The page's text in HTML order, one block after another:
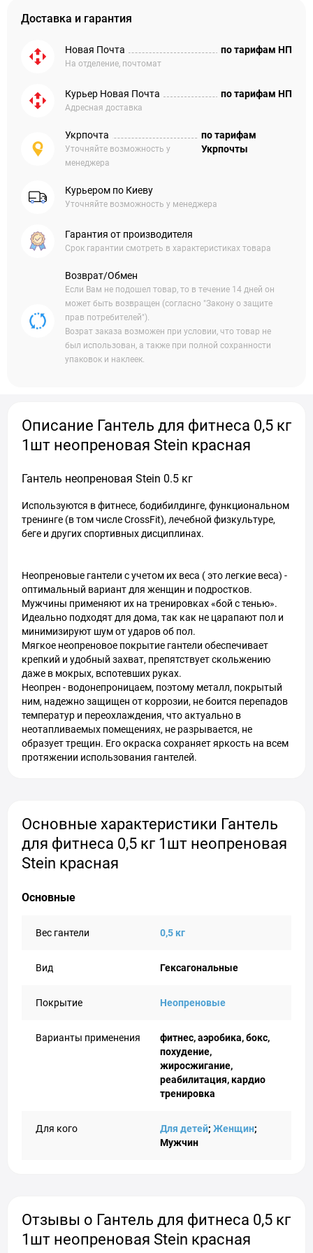
Доставка и гарантия
Новая Почта
На отделение, почтомат
по тарифам НП
Курьер Новая Почта
Адресная доставка
по тарифам НП
Укрпочта
Уточняйте возможность у
менеджера
по тарифам
Укрпочты
Курьером по Киеву
Уточняйте возможность у менеджера
Гарантия от производителя
Срок гарантии смотреть в характеристиках товара
Возврат/Обмен
Если Вам не подошел товар, то в течение 14 дней он
может быть возвращен (согласно "Закону о защите
прав потребителей").
Возрат заказа возможен при условии, что товар не
был использован, а также при полной сохранности
упаковок и наклеек.
Описание Гантель для фитнеса 0,5 кг
1шт неопреновая Stein красная
Гантель неопреновая Stein 0.5 кг
Используются в фитнесе, бодибилдинге, функциональном
тренинге (в том числе CrossFit), лечебной физкультуре,
беге и других спортивных дисциплинах.
Неопреновые гантели с учетом их веса ( это легкие веса) -
оптимальный вариант для женщин и подростков.
Мужчины применяют их на тренировках «бой с тенью».
Идеально подходят для дома, так как не царапают пол и
минимизируют шум от ударов об пол.
Мягкое неопреновое покрытие гантели обеспечивает
крепкий и удобный захват, препятствует скольжению
даже в мокрых, вспотевших руках.
Неопрен - водонепроницаем, поэтому металл, покрытый
ним, надежно защищен от коррозии, не боится перепадов
температур и переохлаждения, что актуально в
неотапливаемых помещениях, не разрывается, не
образует трещин. Его окраска сохраняет яркость на всем
протяжении использования гантелей.
Основные характеристики Гантель
для фитнеса 0,5 кг 1шт неопреновая
Stein красная
Основные
Вес гантели 0,5 кг
Вид Гексагональные
Покрытие Неопреновые
Варианты применения
фитнес, аэробика, бокс,
похудение,
жиросжигание,
реабилитация, кардио
тренировка
Для кого Для детей; Женщин;
Мужчин
Отзывы о Гантель для фитнеса 0,5 кг
1шт неопреновая Stein красная